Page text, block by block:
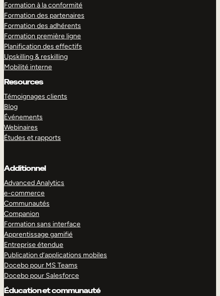
Formation à la conformité
Formation des partenaires
Formation des adhérents
Formation première ligne
Planification des effectifs
Upskilling & reskilling
Mobilité interne
Resources
Témoignages clients
Blog
Événements
Webinaires
Études et rapports
Additionnel
Advanced Analytics
e-commerce
Communautés
Companion
Formation sans interface
Apprentissage gamifié
Entreprise étendue
Publication d’applications mobiles
Docebo pour MS Teams
Docebo pour Salesforce
Éducation et communauté